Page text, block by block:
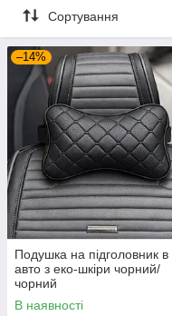
Сортування
–14%
Подушка на підголовник в
авто з еко-шкіри чорний/
чорний
В наявності